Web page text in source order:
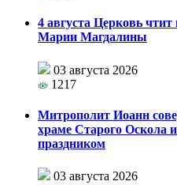
4 августа Церковь
Марии Магдалины
03 августа 2026
1217
Митрополит Иоанн
храме Старого Оскола
праздником
03 августа 2026